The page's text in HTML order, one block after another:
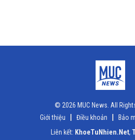
© 2026 MUC News. All
Giới thiệu
Điều khoản Bảo
Liên kết: KhoeTuNhien.Net,